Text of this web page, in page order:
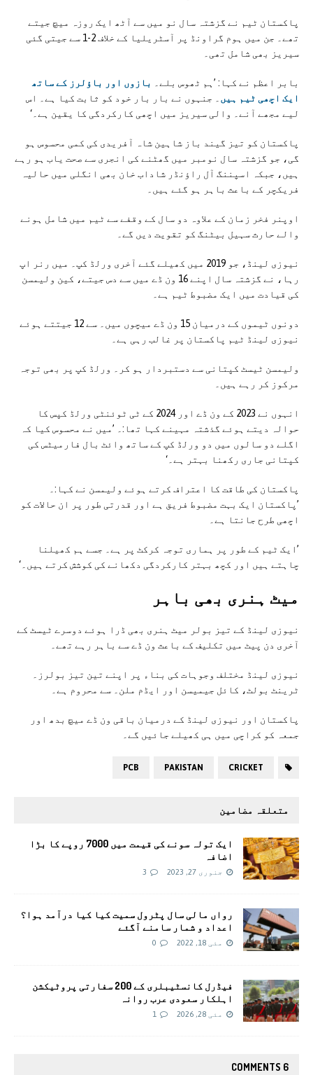
پاکستان ٹیم نے گزشتہ سال نو میں سے آٹھ ایک روزہ میچ جیتے
تھے۔ جن میں ہوم گراونڈ پر آسٹریلیا کے خلاف 2-1 سے جیتی گئی
سیریز بھی شامل تھی۔
بابر اعظم نے کہا: ’ہم ٹھوس بلے۔ بازوں اور باؤلرز کے ساتھ
ایک اچھی ٹیم ہیں۔ جنہوں نے بار بار خود کو ثابت کیا ہے۔ اس
لیے مجھے آنے۔ والی سیریز میں اچھی کارکردگی کا یقین ہے۔‘
پاکستان کو تیز گیند باز شاہین شاہ آفریدی کی کمی محسوس ہو
گی، جو گزشتہ سال نومبر میں گھٹنے کی انجری سے صحت یاب ہو رہے
ہیں، جبکہ اسپننگ آل راؤنڈر شاداب خان بھی انگلی میں حالیہ
فریکچر کے باعث باہر ہو گئے ہیں۔
اوپنر فخر زمان کے علاوہ دو سال کے وقفے سے ٹیم میں شامل ہونے
والے حارث سہیل بیٹنگ کو تقویت دیں گے۔
نیوزی لینڈ، جو 2019 میں کھیلے گئے آخری ورلڈ کپ۔ میں رنر اپ
رہا، نے گزشتہ سال اپنے 16 ون ڈے میں سے دس جیتے، کین ولیمسن
کی قیادت میں ایک مضبوط ٹیم ہے۔
دونوں ٹیموں کے درمیان 15 ون ڈے میچوں میں۔ سے 12 جیتتے ہوئے
نیوزی لینڈ ٹیم پاکستان پر غالب رہی ہے۔
ولیمسن ٹیسٹ کپتانی سے دستبردار ہو کر۔ ورلڈ کپ پر بھی توجہ
مرکوز کر رہے ہیں۔
انہوں نے 2023 کے ون ڈے اور 2024 کے ٹی ٹوئنٹی ورلڈ کپس کا
حوالہ دیتے ہوئے گذشتہ مہینے کہا تھا:۔ ’میں نے محسوس کیا کہ
اگلے دو سالوں میں دو ورلڈ کپ کے ساتھ وائٹ بال فارمیٹس کی
کپتانی جاری رکھنا بہتر ہے۔‘
پاکستان کی طاقت کا اعتراف کرتے ہوئے ولیمسن نے کہا:۔
’پاکستان ایک بہت مضبوط فریق ہے اور قدرتی طور پر ان حالات کو
اچھی طرح جانتا ہے۔
’ایک ٹیم کے طور پر ہماری توجہ کرکٹ پر ہے۔ جسے ہم کھیلنا
چاہتے ہیں اور کچھ بہتر کارکردگی دکھانے کی کوشش کرتے ہیں۔‘
میٹ ہنری بھی باہر
نیوزی لینڈ کے تیز بولر میٹ ہنری بھی ڈرا ہوئے دوسرے ٹیسٹ کے
آخری دن پیٹ میں تکلیف کے باعث ون ڈے سے باہر رہے تھے۔
نیوزی لینڈ مختلف وجوہات کی بناء پر اپنے تین تیز بولرز۔
ٹرینٹ بولٹ، کائل جیمیسن اور ایڈم ملن۔ سے محروم ہے۔
پاکستان اور نیوزی لینڈ کے درمیان باقی ون ڈے میچ بدھ اور
جمعہ کو کراچی میں ہی کھیلے جائیں گے۔
CRICKET
PAKISTAN
PCB
متعلقہ مضامین
ایک تولہ سونے کی قیمت میں 7000 روپے کا بڑا
اضافہ
جنوری 27, 2023 3
رواں مالی سال پٹرول سمیت کیا کیا درآمد ہوا؟
اعداد و شمار سامنے آگئے
مئی 18, 2022 0
فیڈرل کانسٹیبلری کے 200 سفارتی پروٹیکشن
اہلکار سعودی عرب روانہ
مئی 28, 2026 1
6 COMMENTS